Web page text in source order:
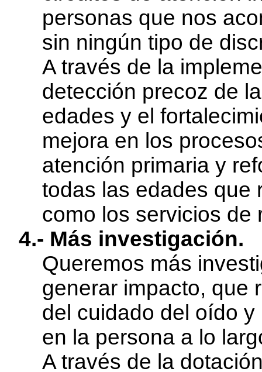
personas que nos
sin ningún tipo de
A través de la
detección precoz de
edades y el
mejora en los
atención primaria y
todas las edades que
como los servicios
4.- Más investigación.
Queremos más
generar impacto, que
del cuidado del oído
en la persona a lo
A través de la